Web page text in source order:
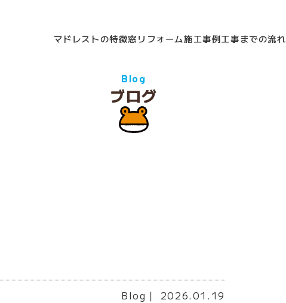
マドレストの特徴窓リフォーム施工事例工事までの流れ
Blog
ブログ
Blog ｜ 2026.01.19